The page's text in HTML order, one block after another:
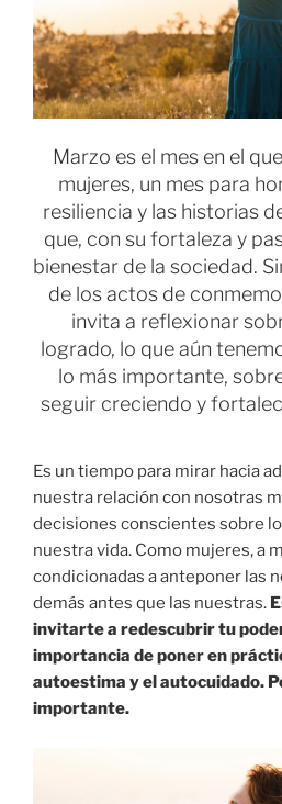
Marzo es el mes en el
mujeres, un mes para
resiliencia y las historias
que, con su fortaleza y
bienestar de la sociedad.
de los actos de
invita a reflexionar
logrado, lo que aún
lo más importante,
seguir creciendo y
Es un tiempo para mirar hacia
nuestra relación con nosotras
decisiones conscientes sobre
nuestra vida. Como mujeres, a
condicionadas a anteponer las
demás antes que las nuestras.
invitarte a redescubrir tu
importancia de poner en
autoestima y el autocuidado.
importante.